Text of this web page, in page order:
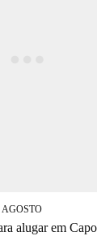
alugar em